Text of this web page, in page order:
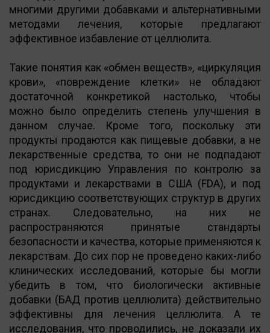
многими другими добавками и альтернативными
методами лечения, которые предлагают
эффективное избавление от целлюлита.
Такие понятия как «обмен веществ», «циркуляция
крови», «повреждение клетки» не обладают
достаточной конкретикой настолько, чтобы
можно было определить степень улучшения в
данном случае. Кроме того, поскольку эти
продукты продаются как пищевые добавки, а не
лекарственные средства, то они не подпадают
под юрисдикцию Управления по контролю за
продуктами и лекарствами в США (FDA), и под
юрисдикцию соответствующих структур в других
странах. Следовательно, на них не
распространяются принятые стандарты
безопасности и качества, которые применяются к
лекарствам. До сих пор не проведено каких-либо
клинических исследований, которые бы могли
убедить в том, что биологически активные
добавки (БАД против целлюлита) действительно
эффективны для лечения целлюлита. А те
исследования, что проводились, не доказали их